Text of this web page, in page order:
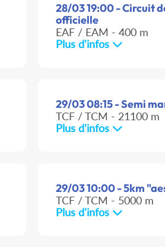
28/03 19:00 - Circuit
officielle
EAF / EAM - 400 m
Plus d'infos
29/03 08:15 - Semi
TCF / TCM - 21100 m
Plus d'infos
29/03 10:00 - 5km
TCF / TCM - 5000 m
Plus d'infos